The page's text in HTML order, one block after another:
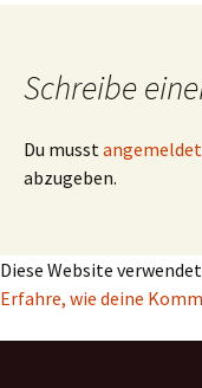
Schreibe
Du musstangemeldet
abzugeben.
Diese Website
Erfahre, wie deine